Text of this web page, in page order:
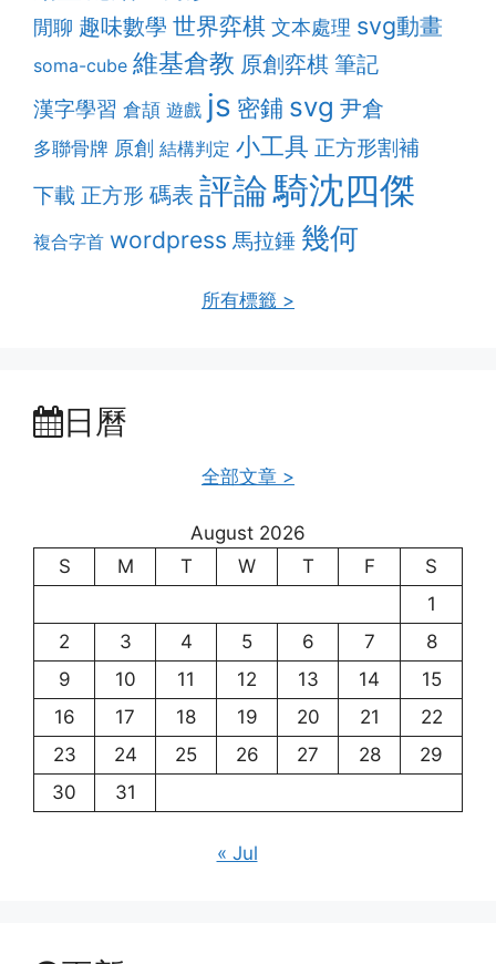
閒聊 趣味數學 世界弈棋 文本處理 svg動畫
soma-cube 維基倉教 原創弈棋 筆記
漢字學習 倉頡 遊戲 js 密鋪 svg 尹倉
多聯骨牌 原創 結構判定 小工具 正方形割補
下載 正方形 碼表 評論騎沈四傑
複合字首 wordpress 馬拉錘 幾何
所有標籤 >
日曆
全部文章 >
August 2026
S
M T W T F
S
1
2
3 4 5 6 7
8
9
10 11 12 13 14
15
16
17 18 19 20 21
22
23
24 25 26 27 28
29
30
31
« Jul